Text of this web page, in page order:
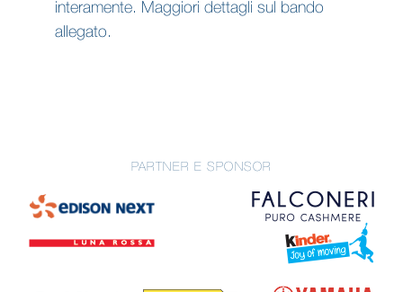
interamente. Maggiori dettagli sul bando
allegato.
PARTNER E SPONSOR